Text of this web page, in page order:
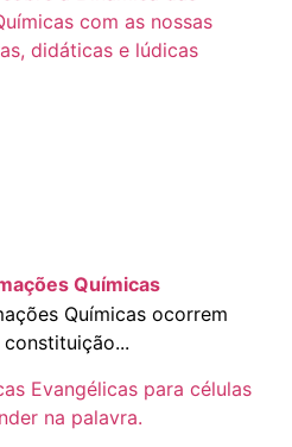
Químicas
Químicas ocorrem